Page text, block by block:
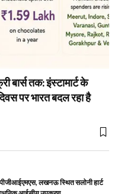
तक: इंस्टामार्ट के
पर भारत बदल रहा है
लखनऊ स्थित सलोनी हार्ट